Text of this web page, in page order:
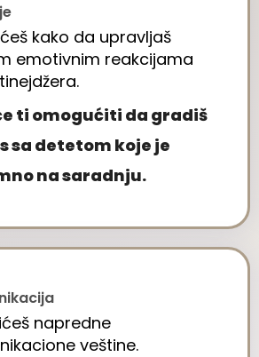
kako da upravljaš
emotivnim reakcijama
ti omogućiti da gradiš
sa detetom koje je
na saradnju.
napredne
veštine.